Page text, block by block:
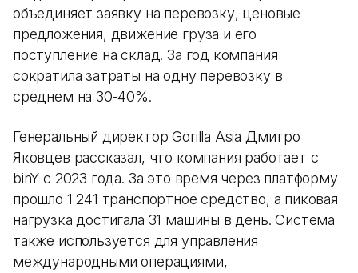
объединяет заявку на перевозку, ценовые
предложения, движение груза и его
поступление на склад. За год компания
сократила затраты на одну перевозку в
среднем на 30-40%.
Генеральный директор Gorilla Asia Дмитро
Яковцев рассказал, что компания работает с
binY с 2023 года. За это время через платформу
прошло 1 241 транспортное средство, а пиковая
нагрузка достигала 31 машины в день. Система
также используется для управления
международными операциями,